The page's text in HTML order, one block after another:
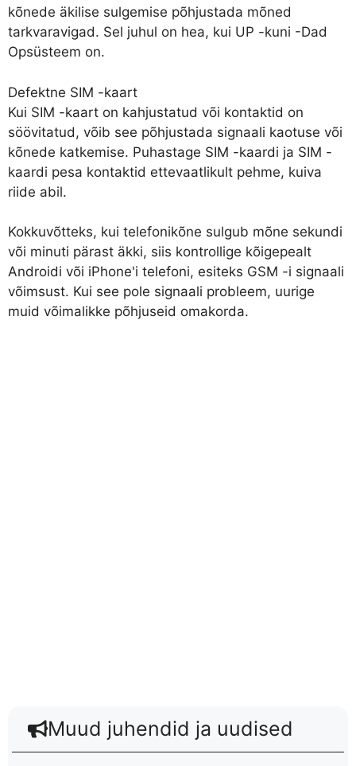
kõnede äkilise sulgemise põhjustada mõned
tarkvaravigad. Sel juhul on hea, kui UP -kuni -Dad
Opsüsteem on.
Defektne SIM -kaart
Kui SIM -kaart on kahjustatud või kontaktid on
söövitatud, võib see põhjustada signaali kaotuse või
kõnede katkemise. Puhastage SIM -kaardi ja SIM -
kaardi pesa kontaktid ettevaatlikult pehme, kuiva
riide abil.
Kokkuvõtteks, kui telefonikõne sulgub mõne sekundi
või minuti pärast äkki, siis kontrollige kõigepealt
Androidi või iPhone'i telefoni, esiteks GSM -i signaali
võimsust. Kui see pole signaali probleem, uurige
muid võimalikke põhjuseid omakorda.
Muud juhendid ja uudised